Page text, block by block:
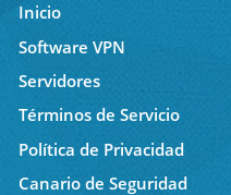
Inicio
Software VPN
Servidores
Términos de Servicio
Política de Privacidad
Canario de Seguridad